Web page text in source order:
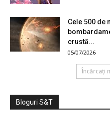
Cele 500 de
crustă...
05/07/2026
Încărcați
Bloguri S&T